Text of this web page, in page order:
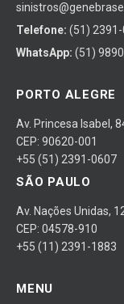
Telefone: (51)
WhatsApp: (51)
PORTO ALEGRE
Av. Princesa Isabel,
CEP: 90620-001
+55 (51) 2391-0607
SÃO PAULO
Av. Nações Unidas,
CEP: 04578-910
+55 (11) 2391-1883
MENU